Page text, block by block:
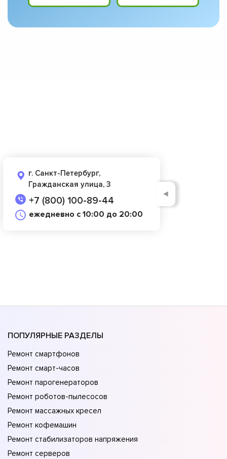
г. Санкт-Петербург,
Гражданская улица, 3
+7 (800) 100-89-44
ежедневно с 10:00 до 20:00
◄
ПОПУЛЯРНЫЕ РАЗДЕЛЫ
Ремонт смартфонов
Ремонт смарт-часов
Ремонт парогенераторов
Ремонт роботов-пылесосов
Ремонт массажных кресел
Ремонт кофемашин
Ремонт стабилизаторов напряжения
Ремонт серверов